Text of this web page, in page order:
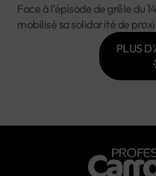
Face à l’épisode de grêle du
mobilisé sa solidarité de
PLUS